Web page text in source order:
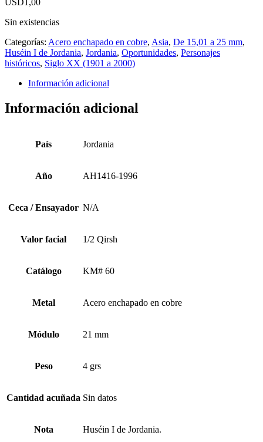
Sin existencias
Categorías: Acero enchapado en cobre, Asia, De 15,01 a 25 mm,
Huséin I de Jordania, Jordania, Oportunidades, Personajes
históricos, Siglo XX (1901 a 2000)
Información adicional
Información adicional
País Jordania
Año AH1416-1996
Ceca / Ensayador N/A
Valor facial 1/2 Qirsh
Catálogo KM# 60
Metal Acero enchapado en cobre
Módulo 21 mm
Peso 4 grs
Cantidad acuñada Sin datos
Nota Huséin I de Jordania.